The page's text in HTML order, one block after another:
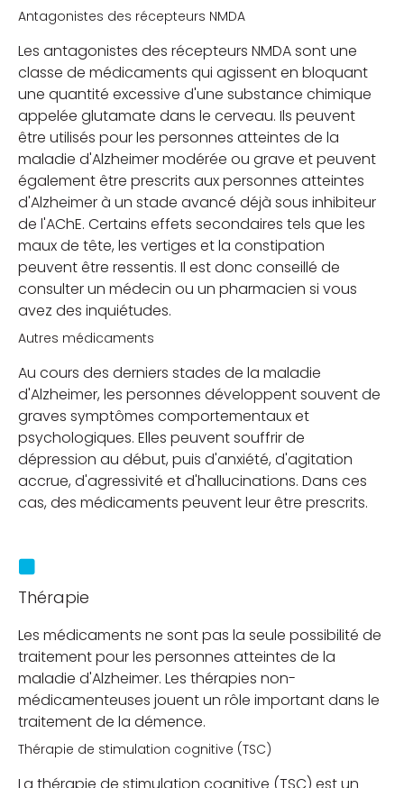
Antagonistes des récepteurs NMDA
Les antagonistes des récepteurs NMDA sont une
classe de médicaments qui agissent en bloquant
une quantité excessive d'une substance chimique
appelée glutamate dans le cerveau. Ils peuvent
être utilisés pour les personnes atteintes de la
maladie d'Alzheimer modérée ou grave et peuvent
également être prescrits aux personnes atteintes
d'Alzheimer à un stade avancé déjà sous inhibiteur
de l'AChE. Certains effets secondaires tels que les
maux de tête, les vertiges et la constipation
peuvent être ressentis. Il est donc conseillé de
consulter un médecin ou un pharmacien si vous
avez des inquiétudes.
Autres médicaments
Au cours des derniers stades de la maladie
d'Alzheimer, les personnes développent souvent de
graves symptômes comportementaux et
psychologiques. Elles peuvent souffrir de
dépression au début, puis d'anxiété, d'agitation
accrue, d'agressivité et d'hallucinations. Dans ces
cas, des médicaments peuvent leur être prescrits.
Thérapie
Les médicaments ne sont pas la seule possibilité de
traitement pour les personnes atteintes de la
maladie d'Alzheimer. Les thérapies non-
médicamenteuses jouent un rôle important dans le
traitement de la démence.
Thérapie de stimulation cognitive (TSC)